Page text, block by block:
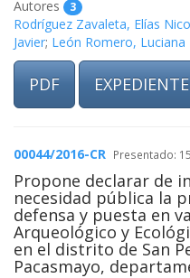
Autores 3
Rodríguez Zavaleta, Elías
Javier; León Romero, Luciana
PDF EXPEDIENTE
00044/2016-CR Presentado:
Propone declarar de
necesidad pública la
defensa y puesta en
Arqueológico y
en el distrito de San
Pacasmayo,